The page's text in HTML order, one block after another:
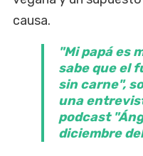
causa.
"Mi papá es
sabe que el
sin carne",
una
podcast
diciembre